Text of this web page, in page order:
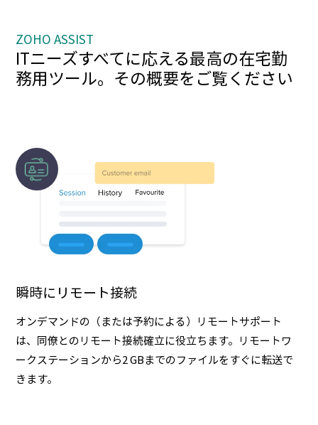
ZOHO ASSIST
ITニーズすべてに応える最高の在宅勤
務用ツール。その概要をご覧ください
瞬時にリモート接続
オンデマンドの（または予約による）リモートサポート
は、同僚とのリモート接続確立に役立ちます。リモートワ
ークステーションから2 GBまでのファイルをすぐに転送で
きます。